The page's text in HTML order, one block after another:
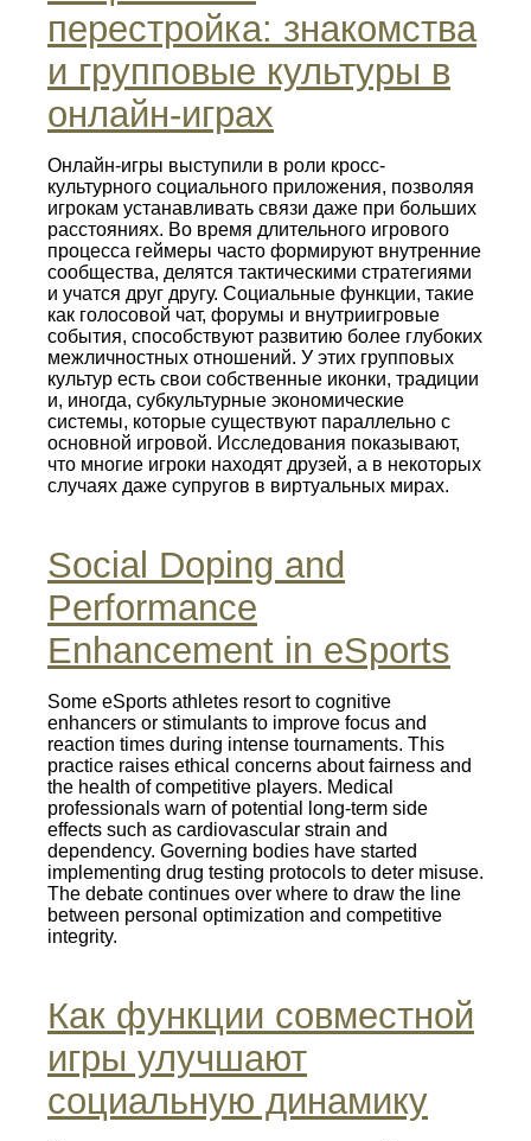
перестройка: знакомства
и групповые культуры в
онлайн-играх
Онлайн-игры выступили в роли кросс-
культурного социального приложения, позволяя
игрокам устанавливать связи даже при больших
расстояниях. Во время длительного игрового
процесса геймеры часто формируют внутренние
сообщества, делятся тактическими стратегиями
и учатся друг другу. Социальные функции, такие
как голосовой чат, форумы и внутриигровые
события, способствуют развитию более глубоких
межличностных отношений. У этих групповых
культур есть свои собственные иконки, традиции
и, иногда, субкультурные экономические
системы, которые существуют параллельно с
основной игровой. Исследования показывают,
что многие игроки находят друзей, а в некоторых
случаях даже супругов в виртуальных мирах.
Social Doping and
Performance
Enhancement in eSports
Some eSports athletes resort to cognitive
enhancers or stimulants to improve focus and
reaction times during intense tournaments. This
practice raises ethical concerns about fairness and
the health of competitive players. Medical
professionals warn of potential long‑term side
effects such as cardiovascular strain and
dependency. Governing bodies have started
implementing drug testing protocols to deter misuse.
The debate continues over where to draw the line
between personal optimization and competitive
integrity.
Как функции совместной
игры улучшают
социальную динамику